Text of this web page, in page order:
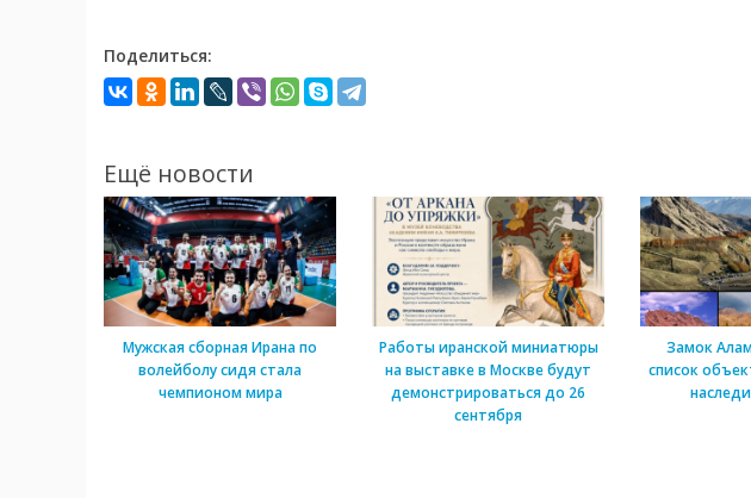
Поделиться:
Ещё новости
Мужская сборная Ирана по
волейболу сидя стала
чемпионом мира
Работы иранской миниатюры
на выставке в Москве будут
демонстрироваться до 26
сентября
Замок
список